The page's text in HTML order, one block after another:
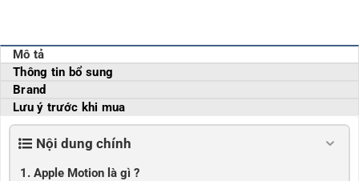
Mô tả
Thông tin bổ sung
Brand
Lưu ý trước khi mua
Nội dung chính
1. Apple Motion là gì ?